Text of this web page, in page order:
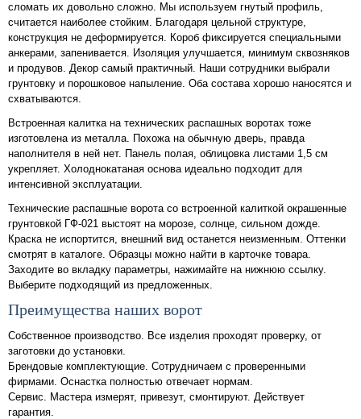
сломать их довольно сложно. Мы используем гнутый профиль,
считается наиболее стойким. Благодаря цельной структуре,
конструкция не деформируется. Короб фиксируется специальными
анкерами, запенивается. Изоляция улучшается, минимум сквозняков
и продувов. Декор самый практичный. Наши сотрудники выбрали
грунтовку и порошковое напыление. Оба состава хорошо наносятся и
схватываются.
Встроенная калитка на технических распашных воротах тоже
изготовлена из металла. Похожа на обычную дверь, правда
наполнителя в ней нет. Панель полая, облицовка листами 1,5 см
укрепляет. Холоднокатаная основа идеально подходит для
интенсивной эксплуатации.
Технические распашные ворота со встроенной калиткой окрашенные
грунтовкой ГФ-021 выстоят на морозе, солнце, сильном дожде.
Краска не испортится, внешний вид останется неизменным. Оттенки
смотрят в каталоге. Образцы можно найти в карточке товара.
Заходите во вкладку параметры, нажимайте на нижнюю ссылку.
Выберите подходящий из предложенных.
Преимущества наших ворот
Собственное производство. Все изделия проходят проверку, от
заготовки до установки.
Брендовые комплектующие. Сотрудничаем с проверенными
фирмами. Оснастка полностью отвечает нормам.
Сервис. Мастера измерят, привезут, смонтируют. Действует
гарантия.